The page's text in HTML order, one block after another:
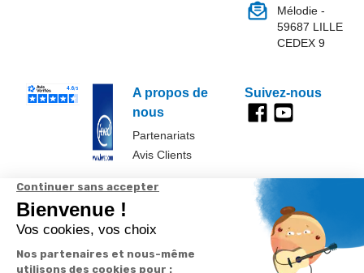
A propos de
nous
Partenariats
Avis Clients
Mélodie -
59687 LILLE
CEDEX 9
Suivez-nous
Données
personnelles et
cookies
Paramétrer
les cookies
Conditions
générales de